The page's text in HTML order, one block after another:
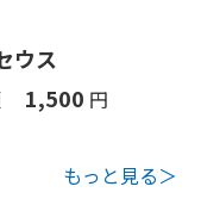
ウス
1,500 円
もっと見る＞